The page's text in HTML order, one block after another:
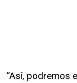
“Así, podremos